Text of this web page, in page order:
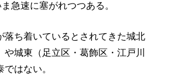
急速に塞がれつつある。
ち着いているとされてきた城北
や城東（足立区・葛飾区・江戸川
はない。